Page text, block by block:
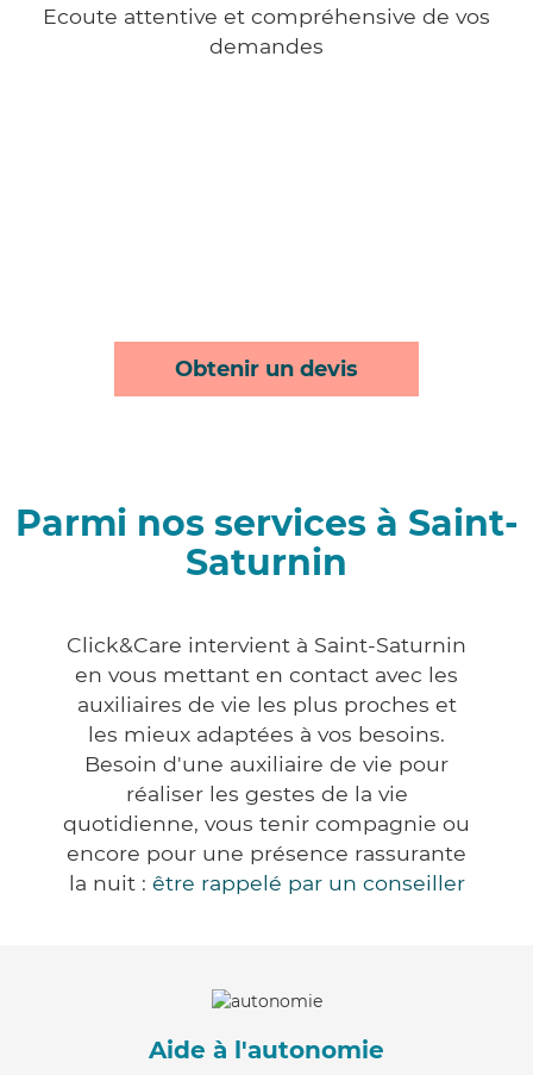
Ecoute attentive et compréhensive de vos
demandes
Obtenir un devis
Parmi nos services à Saint-
Saturnin
Click&Care intervient à Saint-Saturnin
en vous mettant en contact avec les
auxiliaires de vie les plus proches et
les mieux adaptées à vos besoins.
Besoin d'une auxiliaire de vie pour
réaliser les gestes de la vie
quotidienne, vous tenir compagnie ou
encore pour une présence rassurante
la nuit : être rappelé par un conseiller
Aide à l'autonomie